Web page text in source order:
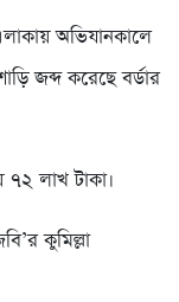
অভিযানকালে
জব্দ করেছে বর্ডার
লাখ টাকা।
কুমিল্লা